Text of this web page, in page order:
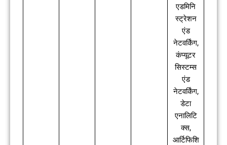
एडमिनि
स्ट्रेशन
एंड
नेटवर्किंग,
कंप्यूटर
सिस्टम्स
एंड
नेटवर्किंग,
डेटा
एनालिटि
क्स,
आर्टिफिशि